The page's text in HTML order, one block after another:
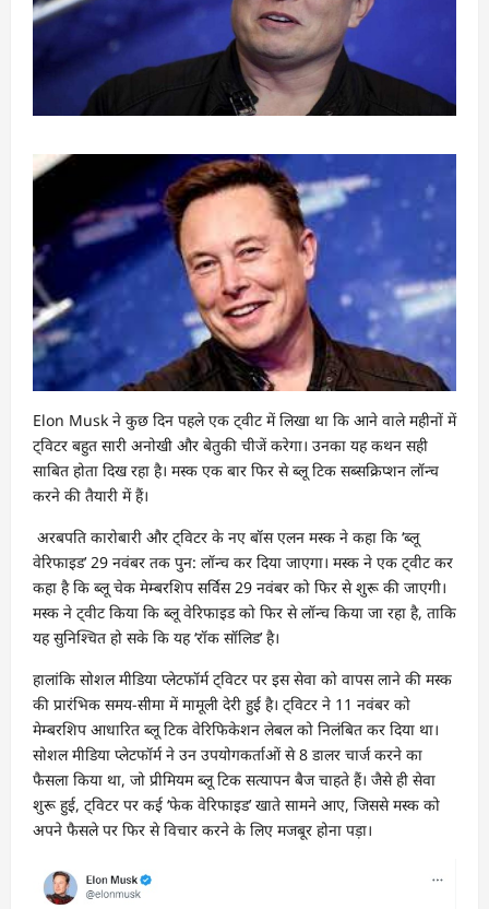
Elon Musk ने कुछ दिन पहले एक ट्वीट में लिखा था कि आने वाले महीनों में
ट्विटर बहुत सारी अनोखी और बेतुकी चीजें करेगा। उनका यह कथन सही
साबित होता दिख रहा है। मस्क एक बार फिर से ब्लू टिक सब्सक्रिप्शन लॉन्च
करने की तैयारी में हैं।
अरबपति कारोबारी और ट्विटर के नए बॉस एलन मस्क ने कहा कि ‘ब्लू
वेरिफाइड’ 29 नवंबर तक पुन: लॉन्च कर दिया जाएगा। मस्क ने एक ट्वीट कर
कहा है कि ब्लू चेक मेम्बरशिप सर्विस 29 नवंबर को फिर से शुरू की जाएगी।
मस्क ने ट्वीट किया कि ब्लू वेरिफाइड को फिर से लॉन्च किया जा रहा है, ताकि
यह सुनिश्चित हो सके कि यह ‘रॉक सॉलिड’ है।
हालांकि सोशल मीडिया प्लेटफॉर्म ट्विटर पर इस सेवा को वापस लाने की मस्क
की प्रारंभिक समय-सीमा में मामूली देरी हुई है। ट्विटर ने 11 नवंबर को
मेम्बरशिप आधारित ब्लू टिक वेरिफिकेशन लेबल को निलंबित कर दिया था।
सोशल मीडिया प्लेटफॉर्म ने उन उपयोगकर्ताओं से 8 डालर चार्ज करने का
फैसला किया था, जो प्रीमियम ब्लू टिक सत्यापन बैज चाहते हैं। जैसे ही सेवा
शुरू हुई, ट्विटर पर कई ‘फेक वेरिफाइड’ खाते सामने आए, जिससे मस्क को
अपने फैसले पर फिर से विचार करने के लिए मजबूर होना पड़ा।